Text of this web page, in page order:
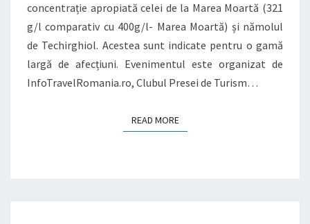
concentrație apropiată celei de la Marea Moartă (321
g/l comparativ cu 400g/l- Marea Moartă) și nămolul
de Techirghiol. Acestea sunt indicate pentru o gamă
largă de afecțiuni. Evenimentul este organizat de
InfoTravelRomania.ro, Clubul Presei de Turism…
READ MOREREAD MORE